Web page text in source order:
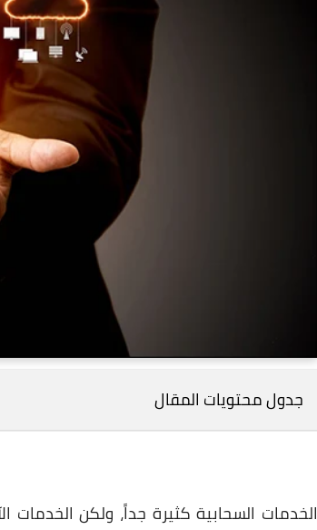
جدول محتويات المقال
الخدمات السحابية كثيرة جداً، ولكن